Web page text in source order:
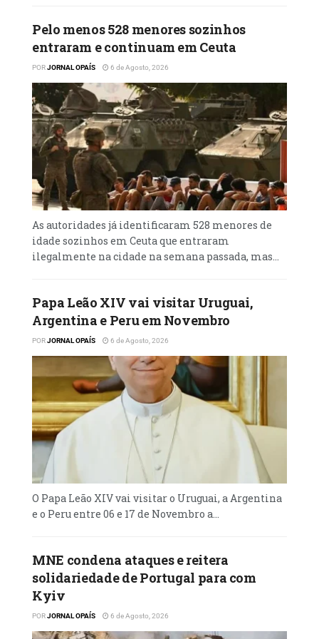
trabalhadores americanos em primeiro
lugar”, defendeu a secretária.
Pelo menos 528 menores sozinhos
entraram e continuam em Ceuta
PORJORNAL OPAÍS 6 de Agosto, 2026
As autoridades já identificaram 528 menores de
idade sozinhos em Ceuta que entraram
ilegalmente na cidade na semana passada, mas...
Papa Leão XIV vai visitar Uruguai,
Argentina e Peru em Novembro
PORJORNAL OPAÍS 6 de Agosto, 2026
O Papa Leão XIV vai visitar o Uruguai, a Argentina
e o Peru entre 06 e 17 de Novembro a...
MNE condena ataques e reitera
solidariedade de Portugal para com
Kyiv
PORJORNAL OPAÍS 6 de Agosto, 2026